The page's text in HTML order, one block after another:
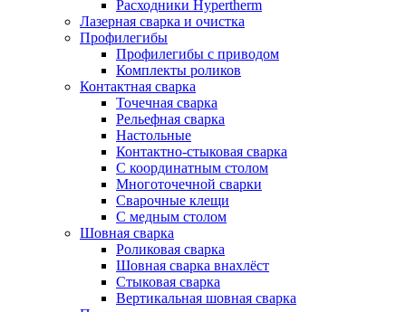
Расходники Hypertherm
Лазерная сварка и очистка
Профилегибы
Профилегибы с приводом
Комплекты роликов
Контактная сварка
Точечная сварка
Рельефная сварка
Настольные
Контактно-стыковая сварка
С координатным столом
Многоточечной сварки
Сварочные клещи
С медным столом
Шовная сварка
Роликовая сварка
Шовная сварка внахлёст
Стыковая сварка
Вертикальная шовная сварка